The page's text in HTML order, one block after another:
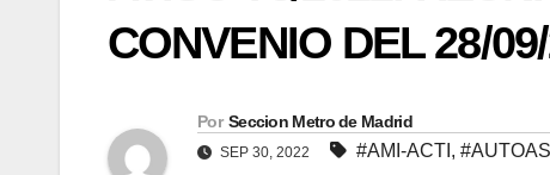
CONVENIO DEL 28/
Por Seccion Metro de Madrid
SEP 30, 2022 #AMI-ACTI ,